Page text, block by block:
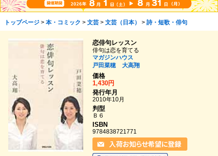
トップページ> 本・コミック > 文芸> 文芸（日本） > 詩・短歌・俳句
恋俳句レッスン
俳句は恋を育てる
マガジンハウス
戸田菜穂
大高翔
価格
1,430円
発行年月
2010年10月
判型
Ｂ６
ISBN
9784838721771